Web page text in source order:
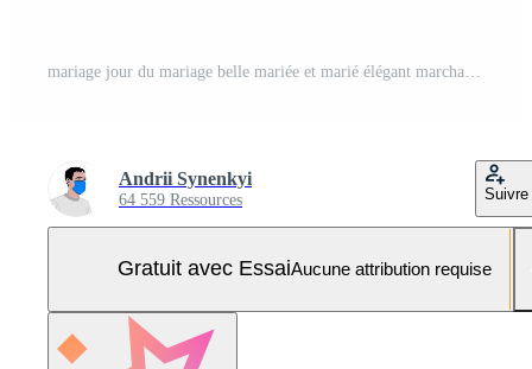
Andrii Synenkyi
64 559 Ressources Suivre
Gratuit avec EssaiAucune attribution requise